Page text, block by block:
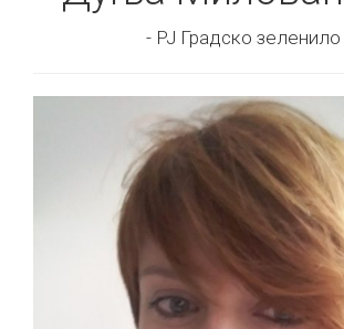
- РЈ Градско зеленило